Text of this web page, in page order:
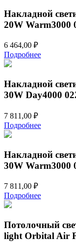
Накладной
20W Warm3000
6 464,00 ₽
Подробнее
Накладной
30W Day4000
7 811,00 ₽
Подробнее
Накладной
30W Warm3000
7 811,00 ₽
Подробнее
Потолочный
light Orbital Air